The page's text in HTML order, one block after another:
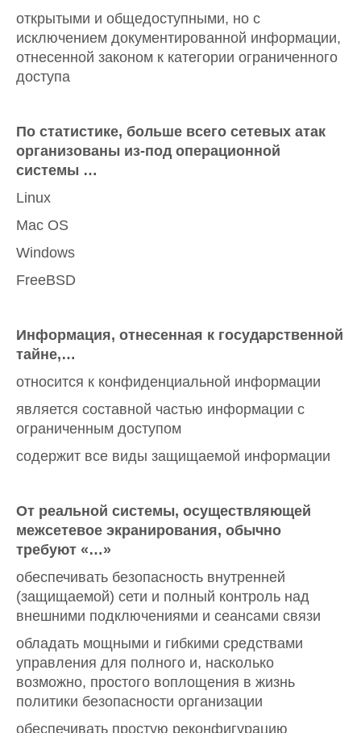
открытыми и общедоступными, но с
исключением документированной информации,
отнесенной законом к категории ограниченного
доступа
По статистике, больше всего сетевых атак
организованы из-под операционной
системы …
Linux
Mac OS
Windows
FreeBSD
Информация, отнесенная к государственной
тайне,…
относится к конфиденциальной информации
является составной частью информации с
ограниченным доступом
содержит все виды защищаемой информации
От реальной системы, осуществляющей
межсетевое экранирования, обычно
требуют «…»
обеспечивать безопасность внутренней
(защищаемой) сети и полный контроль над
внешними подключениями и сеансами связи
обладать мощными и гибкими средствами
управления для полного и, насколько
возможно, простого воплощения в жизнь
политики безопасности организации
обеспечивать простую реконфигурацию